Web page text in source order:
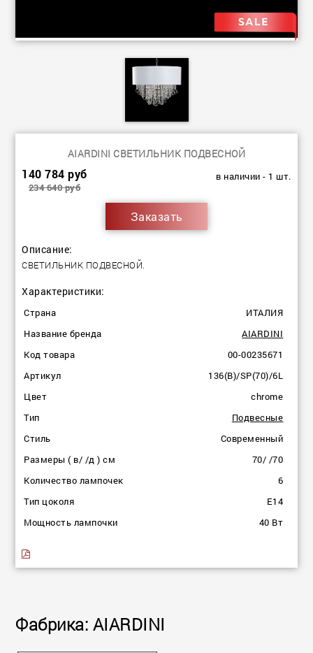
AIARDINI СВЕТИЛЬНИК ПОДВЕСНОЙ
140 784 руб
234 640 руб
в наличии - 1 шт.
Заказать
Описание:
СВЕТИЛЬНИК ПОДВЕСНОЙ.
Характеристики:
Страна
ИТАЛИЯ
Название бренда
AIARDINI
Код товара
00-00235671
Артикул
136(B)/SP(70)/6L
Цвет
chrome
Тип
Подвесные
Стиль
Современный
Размеры ( в/ /д ) см
70/ /70
Количество лампочек
6
Тип цоколя
E14
Мощность лампочки
40 Вт
Фабрика: AIARDINI